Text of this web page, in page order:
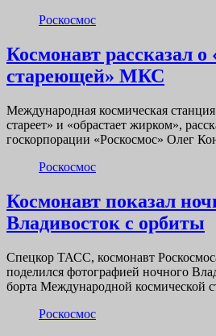
Роскосмос
Космонавт рассказал о
стареющей» МКС
Международная космическая
стареет» и «обрастает жирком»,
госкорпорации «Роскосмос» Олег
Роскосмос
Космонавт показал
Владивосток с орбиты
Спецкор ТАСС, космонавт
поделился фотографией ночного
борта Международной космической
Роскосмос